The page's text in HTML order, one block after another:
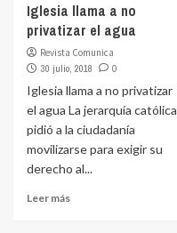
Iglesia llama a no
privatizar el agua
Revista Comunica
30 julio, 2018
0
Iglesia llama a no privatizar
el agua La jerarquía católica
pidió a la ciudadanía
movilizarse para exigir su
derecho al...
Leer más